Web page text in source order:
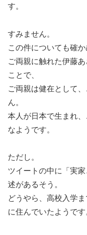
す。
すみません。
この件についても確
ご両親に触れた伊藤
ことで、
ご両親は健在として
ん。
本人が日本で生まれ
なようです。
ただし。
ツイートの中に「実
述があるそう。
どうやら、高校入学
に住んでいたようです